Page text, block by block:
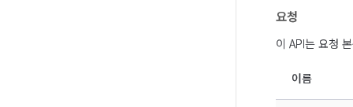
요청
이 API는 요청
이름